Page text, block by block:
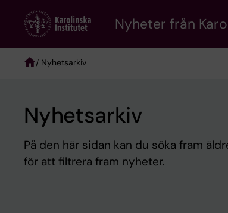
content
Nyheter från
/ Nyhetsarkiv
Nyhetsarkiv
På den här sidan kan du söka fram
för att filtrera fram nyheter.